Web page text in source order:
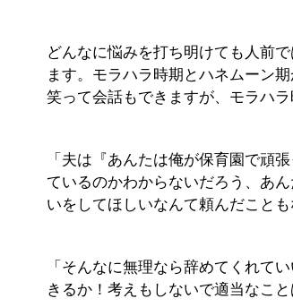
どんなに悩みを打ち明けても人前
ます。モラハラ時期とハネムーン
笑って会話もできますが、モラハ
「夫は『あんたは俺が保育園で頑
ているのかわからないだろう、あ
いをしてほしいなんて頼んだこと
「そんなに無理なら辞めてくれて
きるか！考えもしないで適当なこ